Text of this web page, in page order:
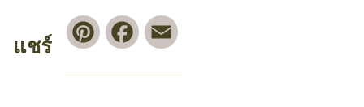
แชร์
PinterestFacebook